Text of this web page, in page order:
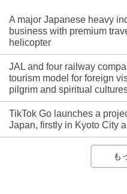
A major Japanese heavy
business with premium
helicopter
JAL and four railway
tourism model for foreign
pilgrim and spiritual
TikTok Go launches a
Japan, firstly in Kyoto City
も